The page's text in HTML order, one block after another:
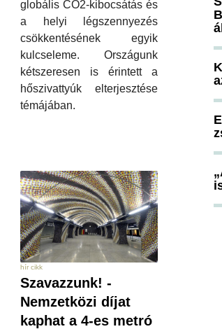
globális CO2-kibocsátás és
a helyi légszennyezés
csökkentésének egyik
kulcseleme. Országunk
kétszeresen is érintett a
hőszivattyúk elterjesztése
témájában.
hír cikk
Szavazzunk! -
Nemzetközi díjat
kaphat a 4-es metró